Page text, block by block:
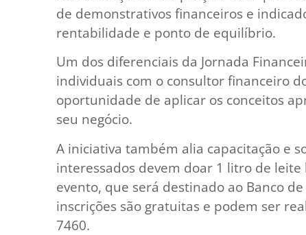
de demonstrativos financeiros e
rentabilidade e ponto de equilíbrio.
Um dos diferenciais da Jornada
individuais com o consultor financeiro
oportunidade de aplicar os conceitos
seu negócio.
A iniciativa também alia capacitação e
interessados devem doar 1 litro de
evento, que será destinado ao Banco
inscrições são gratuitas e podem ser
7460.